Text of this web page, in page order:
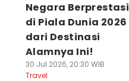
Negara Berprestasi
di Piala Dunia 2026
dari Destinasi
Alamnya Ini!
30 Jul 2026, 20:30 WIB
Travel